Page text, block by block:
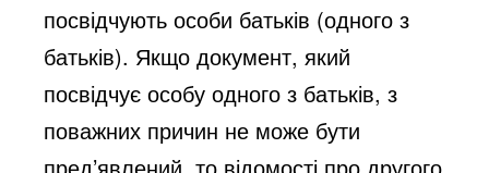
посвідчують особи батьків (одного з
батьків). Якщо документ, який
посвідчує особу одного з батьків, з
поважних причин не може бути